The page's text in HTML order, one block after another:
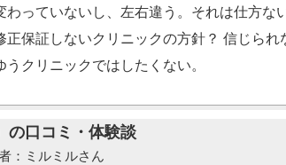
わっていないし、左右違う。それは仕方な
正保証しないクリニックの方針？ 信じられ
クリニックではしたくない。
の口コミ・体験談
：ミルミルさん